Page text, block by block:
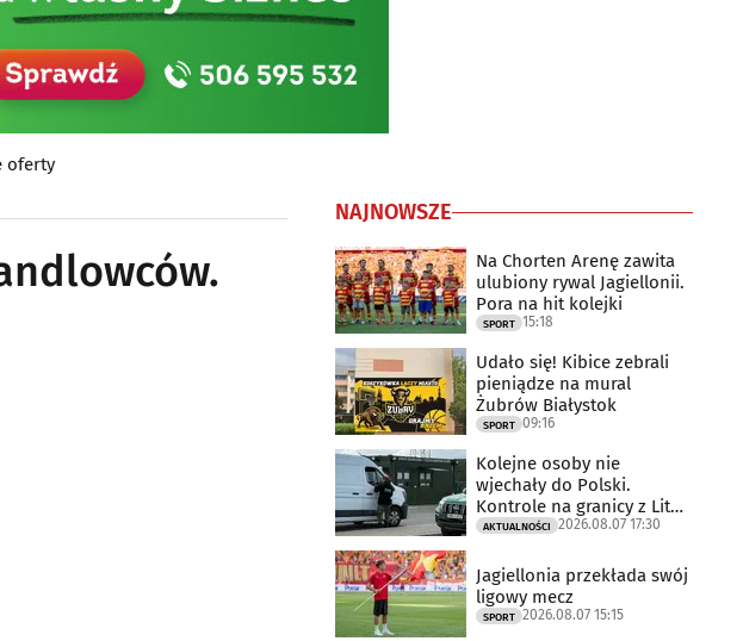
oferty
NAJNOWSZE
Na Chorten Arenę zawita
ulubiony rywal Jagiellonii.
Pora na hit kolejki
SPORT 15:18
Udało się! Kibice zebrali
pieniądze na mural
Żubrów Białystok
SPORT 09:16
Kolejne osoby nie
wjechały do Polski.
Kontrole na granicy z Litwą
trwają
AKTUALNOŚCI 2026.08.07 17:30
Jagiellonia przekłada swój
ligowy mecz
SPORT 2026.08.07 15:15